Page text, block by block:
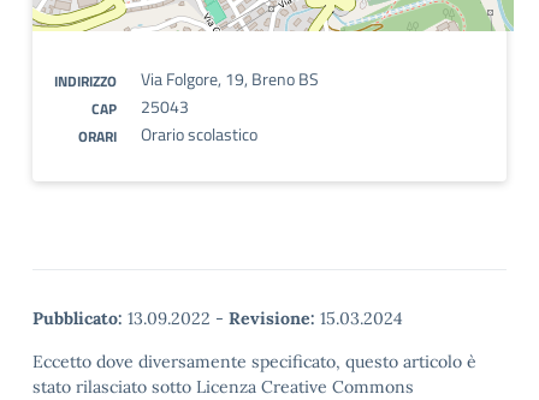
INDIRIZZO Via Folgore, 19, Breno BS
CAP 25043
ORARI Orario scolastico
Pubblicato: 13.09.2022 - Revisione: 15.03.2024
Eccetto dove diversamente specificato, questo articolo è
stato rilasciato sotto Licenza Creative Commons